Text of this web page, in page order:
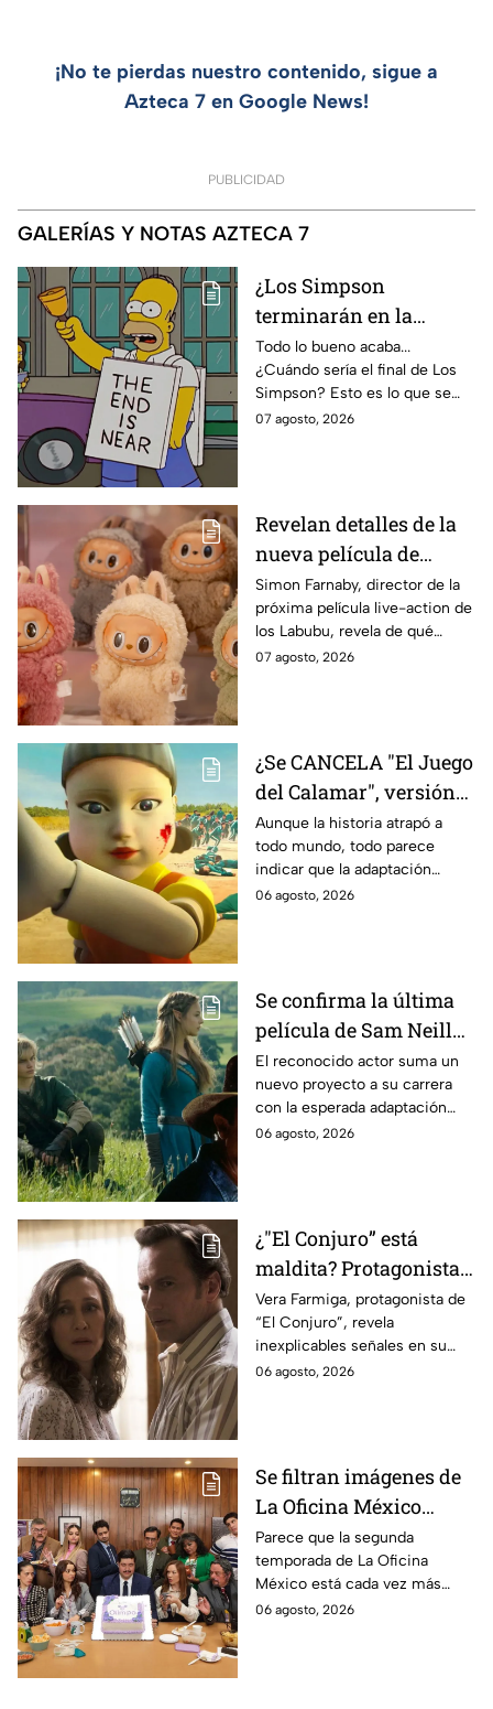
¡No te pierdas nuestro contenido, sigue a
Azteca 7 en Google News!
PUBLICIDAD
GALERÍAS Y NOTAS AZTECA 7
¿Los Simpson
terminarán en la
temporada 40? Actriz
de Bart Simpson da
IMPACTANTE
declaración
Todo lo bueno acaba...
¿Cuándo sería el final de Los
Simpson? Esto es lo que se
sabe:
07 agosto, 2026
Revelan detalles de la
nueva película de
Labubu: de qué tratará
y cuándo se estrena
Simon Farnaby, director de la
próxima película live-action de
los Labubu, revela de qué
tratará la cinta. Aquí te
07 agosto, 2026
¿Se CANCELA "El Juego
del Calamar", versión
Estados Unidos? Esto
es lo que se sabe al
momento
Aunque la historia atrapó a
todo mundo, todo parece
indicar que la adaptación
podría ser cancelada:
06 agosto, 2026
Se confirma la última
película de Sam Neill
antes de morir: esto es
lo que se sabe hasta
ahora
El reconocido actor suma un
nuevo proyecto a su carrera
con la esperada adaptación
cinematográfica del popular
06 agosto, 2026
¿"El Conjuro” está
maldita? Protagonista
revela INQUIETANTES
señales en su cuerpo
durante la grabación de
la película
Vera Farmiga, protagonista de
“El Conjuro”, revela
inexplicables señales en su
cuerpo durante el rodaje de la
06 agosto, 2026
Se filtran imágenes de
La Oficina México
temporada 2 y un
detalle desata teorías
entre los fans
Parece que la segunda
temporada de La Oficina
México está cada vez más
cerca, pues el elenco ya se
06 agosto, 2026